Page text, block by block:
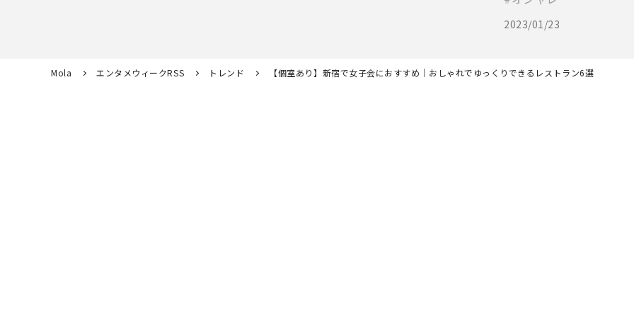
2023/01/23
Mola エンタメウィークRSS トレンド 【個室あり】新宿で女子会におすすめ｜おしゃれでゆっくりできるレストラン6選